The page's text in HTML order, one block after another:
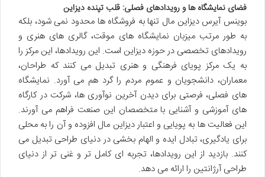
فضای نمایشگاه ها و رویدادهای فصلی: قلب تپنده دیزاین
بوینس آیرس دیزاین مال تنها به فروشگاه ها محدود نمی شود، بلکه
به طور مرتب میزبان نمایشگاه های موقت، گالری های هنری و
رویدادهای تخصصی در حوزه دیزاین است. این رویدادها، این مرکز را
به یک مرکز پویای فرهنگی و هنری تبدیل می کنند که طراحان،
معماران، دانشجویان و عموم مردم را گرد هم می آورد. نمایشگاه
های فصلی، فرصتی برای دیدن آخرین نوآوری ها، شرکت در کارگاه
های آموزشی و آشنایی با متخصصان این صنعت فراهم می آورند.
این فعالیت ها به پویایی و اعتبار دیزاین مال افزوده و آن را به محلی
برای یادگیری، تبادل ایده و الهام بخشی در دنیای طراحی تبدیل می
کنند. بازدید از این رویدادها، تجربه ای کامل تر و غنی تر از دنیای
طراحی آرژانتین را ارائه می دهد.